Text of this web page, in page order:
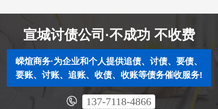
宣城讨债公司·不成功 不收费
嵘煊商务·为企业和个人提供追债、讨债、要债、
要账、讨账、追账、收债、收账等债务催收服务!
137-7118-4866